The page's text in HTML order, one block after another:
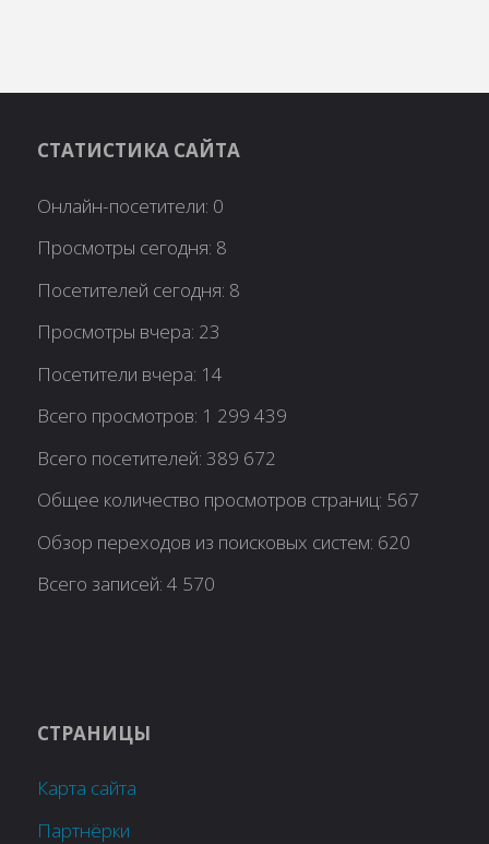
СТАТИСТИКА САЙТА
Онлайн-посетители: 0
Просмотры сегодня: 8
Посетителей сегодня: 8
Просмотры вчера: 23
Посетители вчера: 14
Всего просмотров: 1 299 439
Всего посетителей:389 672
Общее количество просмотров страниц: 567
Обзор переходов из поисковых систем: 620
Всего записей:4 570
СТРАНИЦЫ
Карта сайта
Партнёрки